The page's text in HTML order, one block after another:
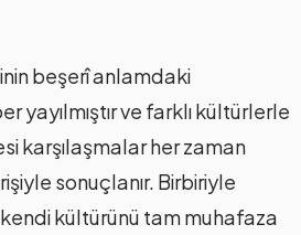
beşerî anlamdaki
yayılmıştır ve farklı kültürlerle
karşılaşmalar her zaman
sonuçlanır. Birbiriyle
kültürünü tam muhafaza